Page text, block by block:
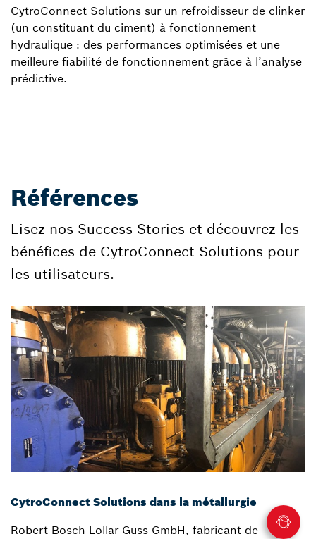
CytroConnect Solutions sur un refroidisseur de clinker
(un constituant du ciment) à fonctionnement
hydraulique : des performances optimisées et une
meilleure fiabilité de fonctionnement grâce à l’analyse
prédictive.
Références
Lisez nos Success Stories et découvrez les
bénéfices de CytroConnect Solutions pour
les utilisateurs.
CytroConnect Solutions dans la métallurgie
Robert Bosch Lollar Guss GmbH, fabricant de